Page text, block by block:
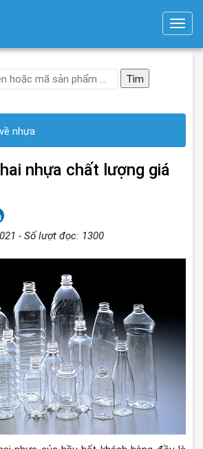
T
e
a
nhựa
nhựa chất lượng giá
- Số lượt đọc: 1300